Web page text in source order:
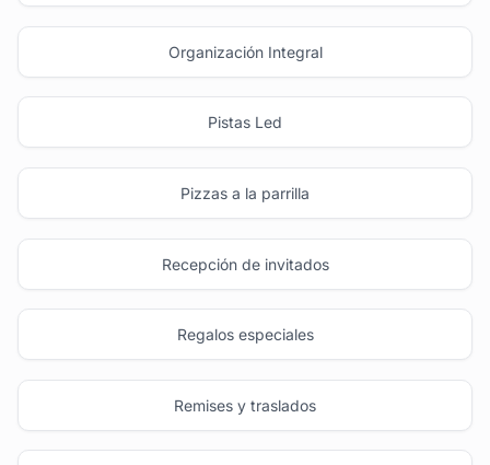
Organización Integral
Pistas Led
Pizzas a la parrilla
Recepción de invitados
Regalos especiales
Remises y traslados